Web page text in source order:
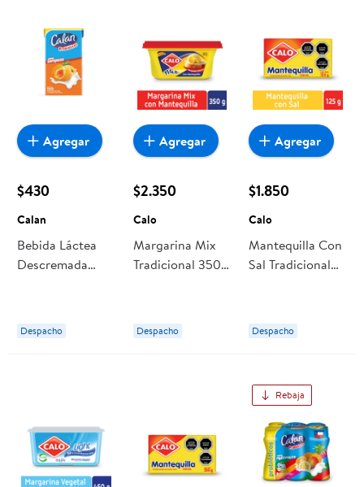
$430
Calan
Bebida Láctea
Descremada
Calan
Despacho
Agregar
$2.350
Calo
Margarina Mix
Tradicional 350
Despacho
Agregar
$1.850
Calo
Mantequilla Con
Sal Tradicional
Despacho
Agregar
Rebaja